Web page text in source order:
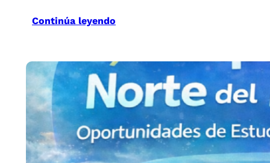
Continúa leyendo